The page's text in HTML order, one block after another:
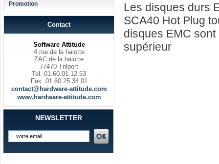
Promotion
Contact
Software Attitude
4 rue de la halotte
ZAC de la halotte
77470 Trilport
Tel. 01.60.01.12.53
Fax. 01.60.25.34.01
contact@hardware-attitude.com
www.hardware-attitude.com
NEWSLETTER
Les disques durs
SCA40 Hot Plug
disques EMC
supérieur